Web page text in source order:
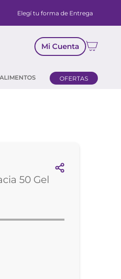
Elegí tu forma de Entrega
Mi Cuenta
OFERTAS
50 Gel